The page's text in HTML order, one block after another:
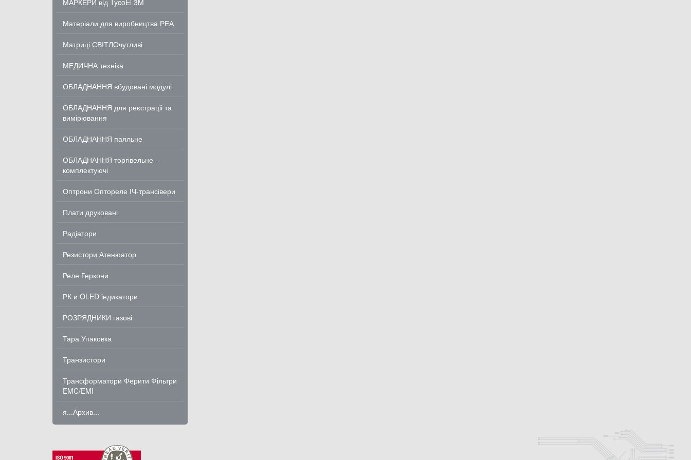
МАРКЕРИ від TycoEl 3M
Матеріали для виробництва РЕА
Матриці СВІТЛОчутливі
МЕДИЧНА техніка
ОБЛАДНАННЯ вбудовані модулі
ОБЛАДНАННЯ для реєстраціі та
вимірювання
ОБЛАДНАННЯ паяльне
ОБЛАДНАННЯ торгівельне -
комплектуючі
Оптрони Оптореле ІЧ-трансівери
Плати друковані
Радіатори
Резистори Атенюатор
Реле Геркони
РК и OLED індикатори
РОЗРЯДНИКИ газові
Тара Упаковка
Транзистори
Трансформатори Ферити Фільтри
EMC/EMI
я...Архив...